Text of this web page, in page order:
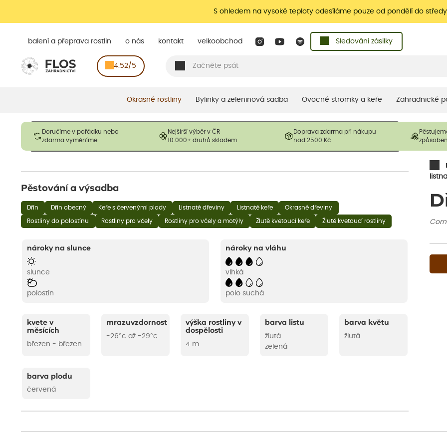
S ohledem na vysoké teploty odesíláme pouze od pondělí do středy
balení a přeprava rostlin o nás kontakt velkoobchod Sledování zásilky
4.52/5
Okrasné rostliny Bylinky a zeleninová sadba Ovocné stromky a keře Zahradnické
Doručíme v pořádku nebo
zdarma vyměníme
Nejširší výběr v ČR
10.000+ druhů skladem
Doprava zdarma při nákupu
nad 2500 Kč
Obrázky slouží pouze pro ilustrační účely a mají reprezentovat prodávané produkty. V závislosti na sezónnosti mohou být
opadavé rostliny dodávány v dormantním stavu a bez listů. Rostliny mohou být také sestřiženy níže, než je uvedená
Pěstování a výsadba
Dřín Dřín obecný Keře s červenými plody Listnaté dřeviny Listnaté keře Okrasné dřeviny
Rostliny do polostínu Rostliny pro včely Rostliny pro včely a motýly Žlutě kvetoucí keře Žlutě kvetoucí rostliny
nároky na slunce
slunce
polostín
nároky na vláhu
vlhká
polo suchá
kvete v
měsících
březen - březen
mrazuvzdornost
-26°c až -29°c
výška rostliny v
dospělosti
4 m
barva listu
žlutá
zelená
barva květu
žlutá
barva plodu
červená